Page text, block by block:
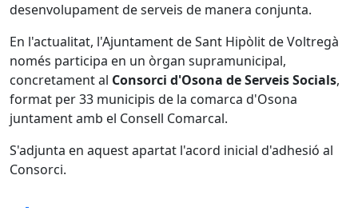
desenvolupament de serveis de manera conjunta.
En l'actualitat, l'Ajuntament de Sant Hipòlit de Voltregà
només participa en un òrgan supramunicipal,
concretament al Consorci d'Osona de Serveis Socials,
format per 33 municipis de la comarca d'Osona
juntament amb el Consell Comarcal.
S'adjunta en aquest apartat l'acord inicial d'adhesió al
Consorci.